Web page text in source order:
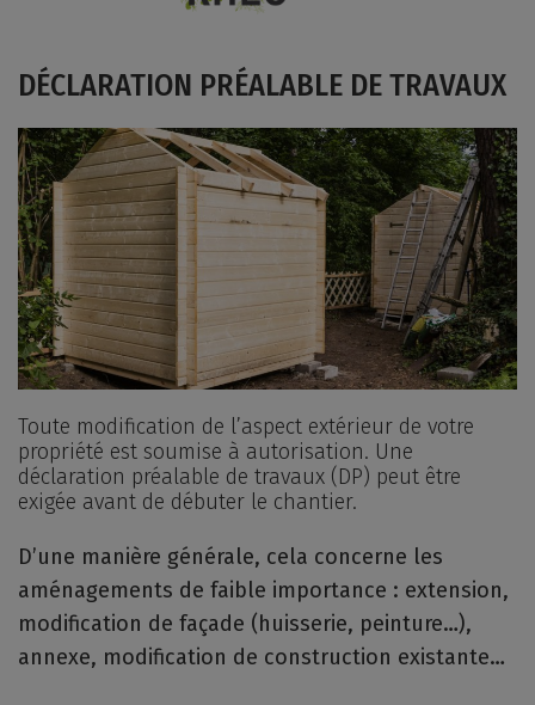
DÉCLARATION PRÉALABLE DE TRAVAUX
Toute modification de l’aspect extérieur de votre
propriété est soumise à autorisation. Une
déclaration préalable de travaux (DP) peut être
exigée avant de débuter le chantier.
D’une manière générale, cela concerne les
aménagements de faible importance : extension,
modification de façade (huisserie, peinture…),
annexe, modification de construction existante…